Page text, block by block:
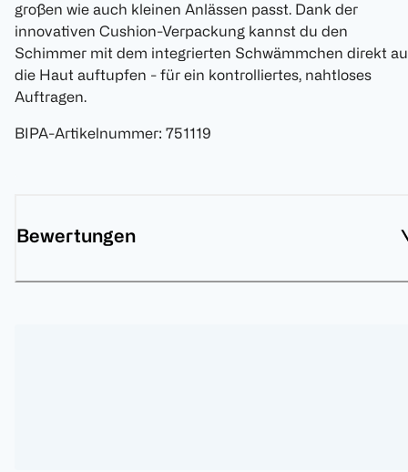
großen wie auch kleinen Anlässen passt. Dank der
innovativen Cushion-Verpackung kannst du den
Schimmer mit dem integrierten Schwämmchen direkt
die Haut auftupfen - für ein kontrolliertes, nahtloses
Auftragen.
BIPA-Artikelnummer: 751119
Bewertungen